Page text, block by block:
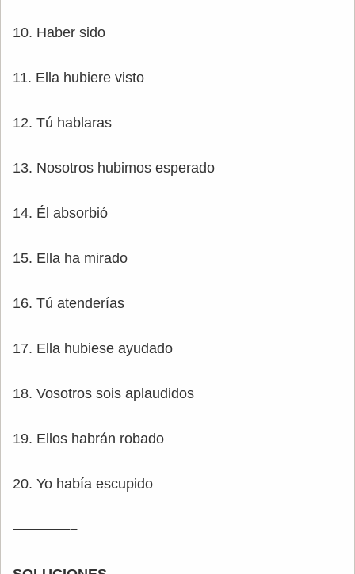
10. Haber sido
11. Ella hubiere visto
12. Tú hablaras
13. Nosotros hubimos esperado
14. Él absorbió
15. Ella ha mirado
16. Tú atenderías
17. Ella hubiese ayudado
18. Vosotros sois aplaudidos
19. Ellos habrán robado
20. Yo había escupido
————–